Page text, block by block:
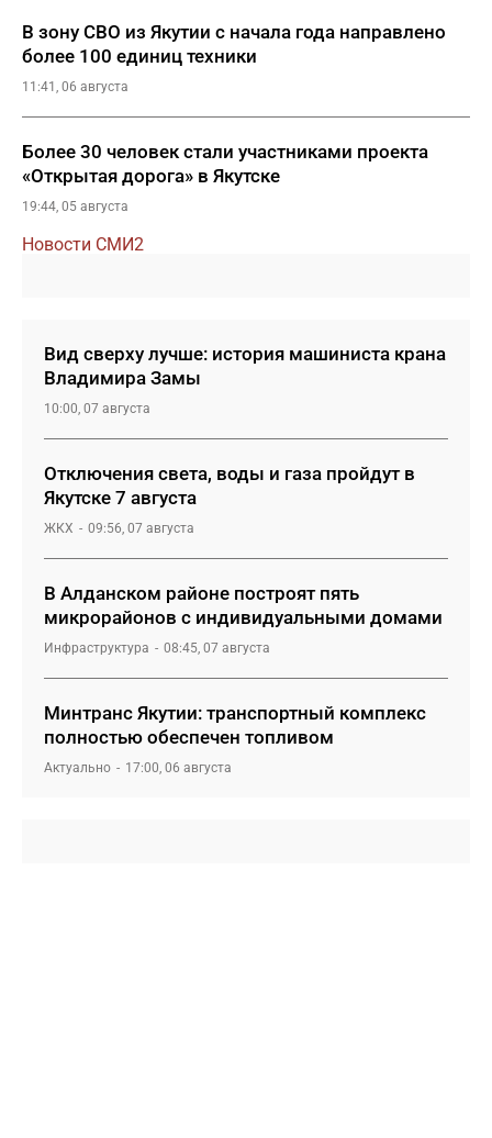
В зону СВО из Якутии с начала года направлено
более 100 единиц техники
11:41, 06 августа
Более 30 человек стали участниками проекта
«Открытая дорога» в Якутске
19:44, 05 августа
Новости СМИ2
Вид сверху лучше: история машиниста крана
Владимира Замы
10:00, 07 августа
Отключения света, воды и газа пройдут в
Якутске 7 августа
ЖКХ 09:56, 07 августа
В Алданском районе построят пять
микрорайонов с индивидуальными домами
Инфраструктура 08:45, 07 августа
Минтранс Якутии: транспортный комплекс
полностью обеспечен топливом
Актуально 17:00, 06 августа